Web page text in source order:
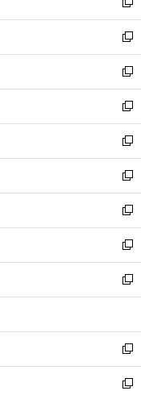
ド
ウ
で
開
く
ィ
ン
ド
ウ
で
開
く
い
ウ
ィ
ン
ド
ウ
で
開
く
新
し
い
ウ
ィ
ン
ド
ウ
で
開
く
新
し
い
ウ
ィ
ン
ド
ウ
で
開
く
新
し
い
ウ
ィ
ン
ド
ウ
で
開
く
新
し
い
ウ
ィ
ン
ド
ウ
で
開
く
新
し
い
ウ
ィ
ン
ド
ウ
で
開
新
し
い
ウ
ィ
ン
ド
ウ
開
く
新
し
い
ウ
ィ
ン
ウ
で
開
く
新
し
い
ウ
ン
ド
ウ
で
新
し
ウ
ィ
ン
ド
新
し
い
新